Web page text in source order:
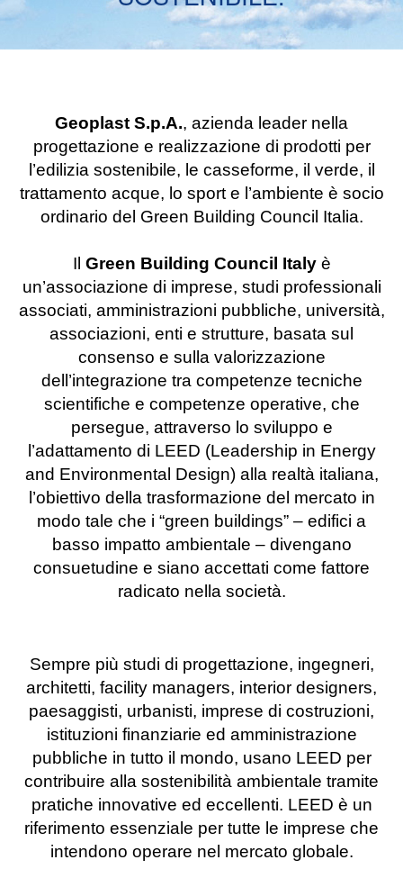
Geoplast S.p.A., azienda leader nella
progettazione e realizzazione di prodotti per
l’edilizia sostenibile, le casseforme, il verde, il
trattamento acque, lo sport e l’ambiente è socio
ordinario del Green Building Council Italia.
Il Green Building Council Italyè
un’associazione di imprese, studi professionali
associati, amministrazioni pubbliche, università,
associazioni, enti e strutture, basata sul
consenso e sulla valorizzazione
dell’integrazione tra competenze tecniche
scientifiche e competenze operative, che
persegue, attraverso lo sviluppo e
l’adattamento di LEED (Leadership in Energy
and Environmental Design) alla realtà italiana,
l’obiettivo della trasformazione del mercato in
modo tale che i “green buildings” – edifici a
basso impatto ambientale – divengano
consuetudine e siano accettati come fattore
radicato nella società.
Sempre più studi di progettazione, ingegneri,
architetti, facility managers, interior designers,
paesaggisti, urbanisti, imprese di costruzioni,
istituzioni finanziarie ed amministrazione
pubbliche in tutto il mondo, usano LEED per
contribuire alla sostenibilità ambientale tramite
pratiche innovative ed eccellenti. LEED è un
riferimento essenziale per tutte le imprese che
intendono operare nel mercato globale.